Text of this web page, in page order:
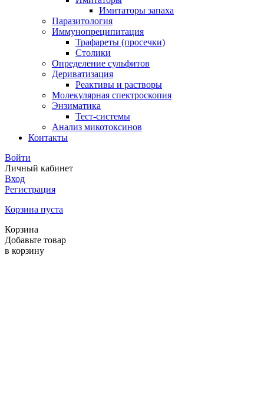
Имитаторы запаха
Паразитология
Иммунопреципитация
Трафареты (просечки)
Столики
Определение сульфитов
Дериватизация
Реактивы и растворы
Молекулярная спектроскопия
Энзиматика
Тест-системы
Анализ микотоксинов
Контакты
Войти
Личный кабинет
Вход
Регистрация
Корзина пуста
Корзина
Добавьте товар
в корзину